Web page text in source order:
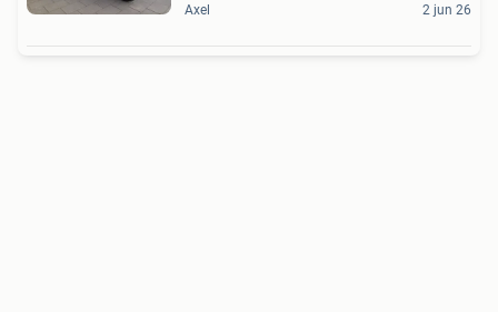
Axel 2 jun 26